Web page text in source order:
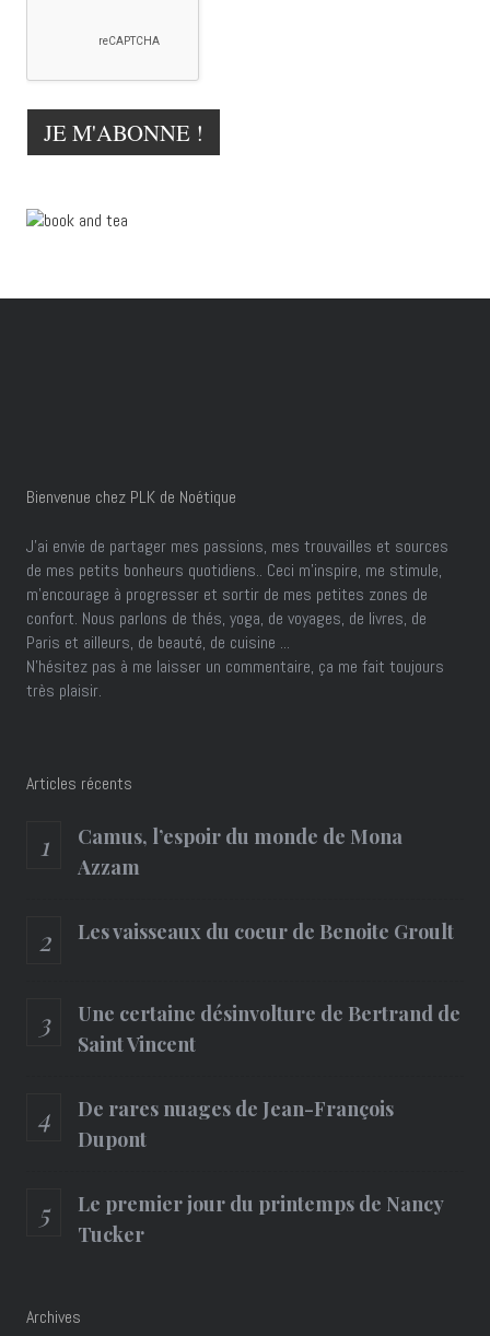
Bienvenue chez PLK de Noétique
J’ai envie de partager mes passions, mes trouvailles et sources
de mes petits bonheurs quotidiens.. Ceci m'inspire, me stimule,
m'encourage à progresser et sortir de mes petites zones de
confort. Nous parlons de thés, yoga, de voyages, de livres, de
Paris et ailleurs, de beauté, de cuisine ...
N'hésitez pas à me laisser un commentaire, ça me fait toujours
très plaisir.
Articles récents
Camus, l’espoir du monde de Mona
Azzam
Les vaisseaux du coeur de Benoite Groult
Une certaine désinvolture de Bertrand de
Saint Vincent
De rares nuages de Jean-François
Dupont
Le premier jour du printemps de Nancy
Tucker
Archives